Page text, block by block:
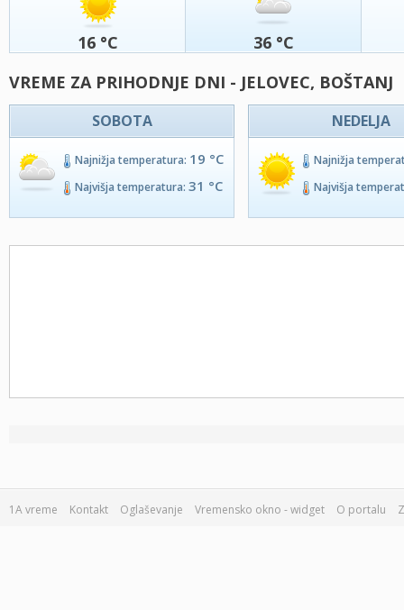
16 °C 36 °C
VREME ZA PRIHODNJE DNI - JELOVEC, BOŠTANJ
SOBOTA
Najnižja temperatura: 19 °C
Najvišja temperatura: 31 °C
NEDELJA
Najnižja
Najvišja
1A vreme Kontakt Oglaševanje Vremensko okno - widget O portalu